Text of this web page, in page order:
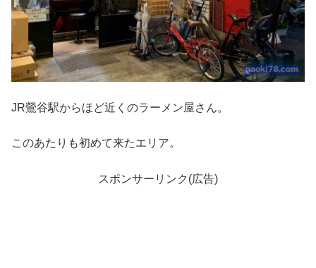
JR鶯谷駅からほど近くのラーメン屋さん。
このあたりも初めて来たエリア。
スポンサーリンク(広告)